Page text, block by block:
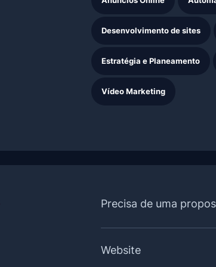
Desenvolvimento de sites
Estratégia e Planeamento
Vídeo Marketing
Precisa de uma
Website